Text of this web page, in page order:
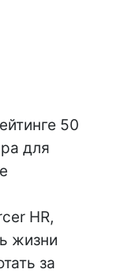
50
для
HR,
жизни
за